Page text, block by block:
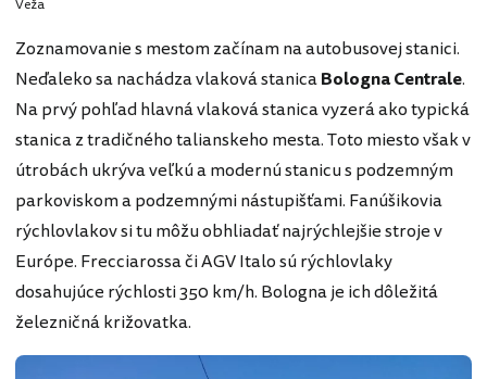
Veža
Zoznamovanie s mestom začínam na autobusovej stanici.
Neďaleko sa nachádza vlaková stanicaBologna Centrale.
Na prvý pohľad hlavná vlaková stanica vyzerá ako typická
stanica z tradičného talianskeho mesta. Toto miesto však v
útrobách ukrýva veľkú a modernú stanicu s podzemným
parkoviskom a podzemnými nástupišťami. Fanúšikovia
rýchlovlakov si tu môžu obhliadať najrýchlejšie stroje v
Európe. Frecciarossa či AGV Italo sú rýchlovlaky
dosahujúce rýchlosti 350 km/h. Bologna je ich dôležitá
železničná križovatka.